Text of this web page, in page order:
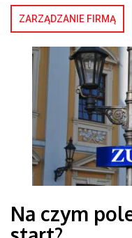
ZARZĄDZANIE FIRMĄ
Na czym